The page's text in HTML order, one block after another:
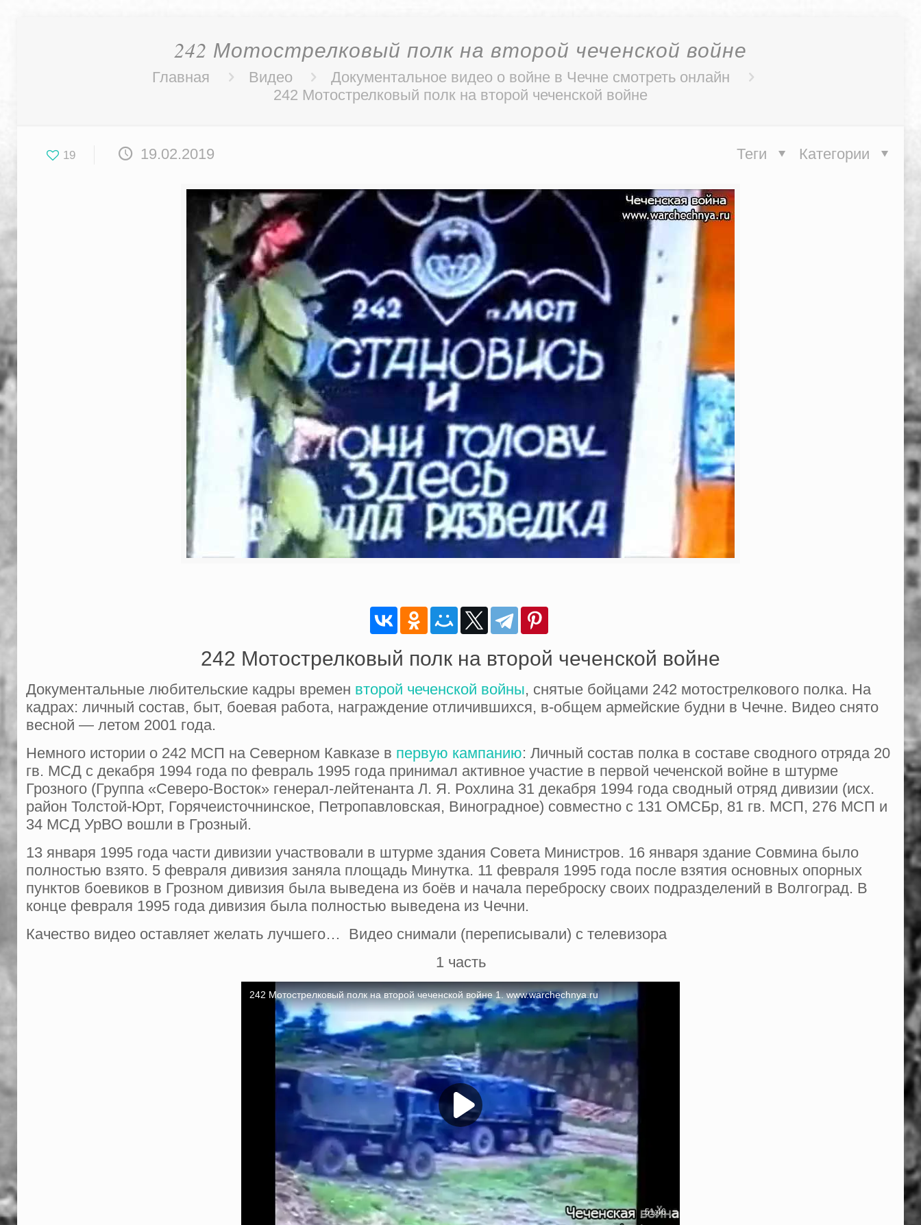
242 Мотострелковый полк на второй чеченской войне
Главная Видео
Документальное видео о войне в Чечне смотреть онлайн
242 Мотострелковый полк на второй чеченской войне
19 19.02.2019 Категории
Теги
242 Мотострелковый полк на второй чеченской войне
Документальные любительские кадры времен второй чеченской войны, снятые бойцами 242 мотострелкового полка. На
кадрах: личный состав, быт, боевая работа, награждение отличившихся, в-общем армейские будни в Чечне. Видео снято
весной — летом 2001 года.
Немного истории о 242 МСП на Северном Кавказе в первую кампанию: Личный состав полка в составе сводного отряда 20
гв. МСД с декабря 1994 года по февраль 1995 года принимал активное участие в первой чеченской войне в штурме
Грозного (Группа «Северо-Восток» генерал-лейтенанта Л. Я. Рохлина 31 декабря 1994 года сводный отряд дивизии (исх.
район Толстой-Юрт, Горячеисточнинское, Петропавловская, Виноградное) совместно с 131 ОМСБр, 81 гв. МСП, 276 МСП и
34 МСД УрВО вошли в Грозный.
13 января 1995 года части дивизии участвовали в штурме здания Совета Министров. 16 января здание Совмина было
полностью взято. 5 февраля дивизия заняла площадь Минутка. 11 февраля 1995 года после взятия основных опорных
пунктов боевиков в Грозном дивизия была выведена из боёв и начала переброску своих подразделений в Волгоград. В
конце февраля 1995 года дивизия была полностью выведена из Чечни.
Качество видео оставляет желать лучшего… Видео снимали (переписывали) с телевизора
1 часть